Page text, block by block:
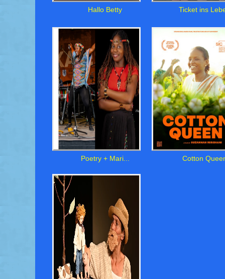
Hallo Betty Ticket ins
Poetry + Mari... Cotton